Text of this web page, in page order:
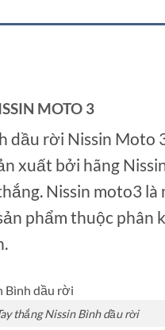
MOTO 3
dầu rời Nissin Moto
xuất bởi hãng
Nissin moto3 là
phẩm thuộc phân
thắng Nissin Bình dầu rời